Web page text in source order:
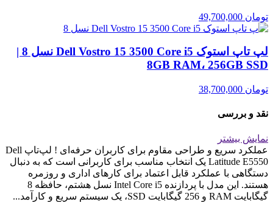
تومان
لپ تاپ استوک Dell Vostro 15 3500 Core i5 نسل 8 |
8GB RAM، 256GB SSD
تومان
نقد و بررسی
نمایش بیشتر
عملکرد سریع و طراحی مقاوم برای کاربران حرفه‌ای ! لپ‌تاپ Dell
Latitude E5550 یک انتخاب مناسب برای کاربرانی است که به دنبال
دستگاهی با عملکرد قابل اعتماد برای کارهای اداری و روزمره
هستند. این مدل با پردازنده Intel Core i5 نسل هشتم، حافظه 8
گیگابایت RAM و 256 گیگابایت SSD، یک سیستم سریع و کارآمد...